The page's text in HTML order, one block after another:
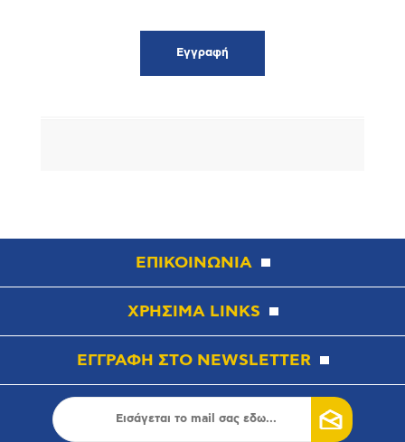
ΕΠΙΚΟΙΝΩΝΙΑ
ΧΡΗΣΙΜΑ LINKS
ΕΓΓΡΑΦΗ ΣΤΟ NEWSLETTER